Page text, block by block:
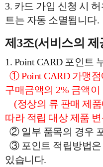
3. 카드 가입 신청 시
트는 자동 소멸됩니다.
제3조(서비스의 제
1. Point CARD 포인트
① Point CARD 가맹
구매금액의 2% 금액
(정상의 류 판매 제품
따라 적립 대상 제품
② 일부 품목의 경우
③ 포인트 적립방법은
있습니다.